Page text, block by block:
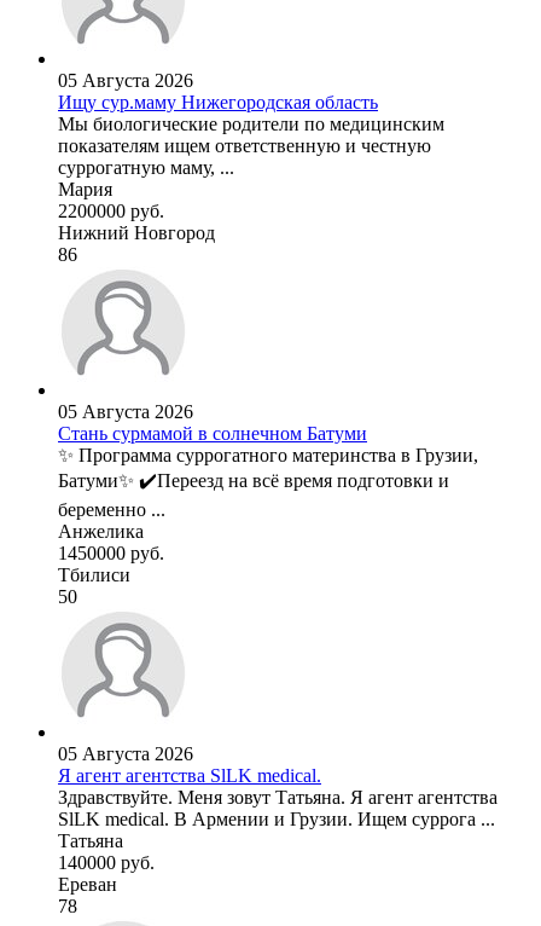
05 Августа 2026
Ищу сур.маму Нижегородская область
Мы биологические родители по медицинским
показателям ищем ответственную и честную
суррогатную маму, ...
Мария
2200000 руб.
Нижний Новгород
86
05 Августа 2026
Стань сурмамой в солнечном Батуми
✨ Программа суррогатного материнства в Грузии,
Батуми✨ ✔️Переезд на всё время подготовки и
беременно ...
Анжелика
1450000 руб.
Тбилиси
50
05 Августа 2026
Я агент агентства SlLK medical.
Здравствуйте. Меня зовут Татьяна. Я агент агентства
SlLK medical. В Армении и Грузии. Ищем суррога ...
Татьяна
140000 руб.
Ереван
78